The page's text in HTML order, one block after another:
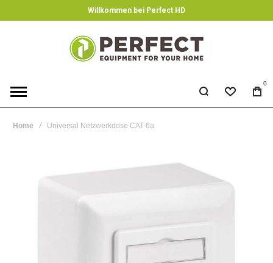
Willkommen bei Perfect HD
0
Home Universal Netzwerkdose CAT 6a